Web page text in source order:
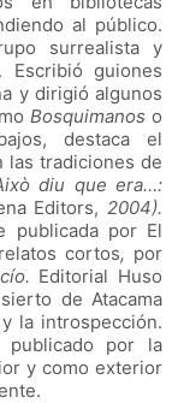
al público.
surrealista y
guiones
y dirigió algunos
Bosquimanos o
destaca el
las tradiciones de
diu que era…:
Editors, 2004).
publicada por El
cortos, por
Editorial Huso
de Atacama
la introspección.
publicado por la
y como exterior